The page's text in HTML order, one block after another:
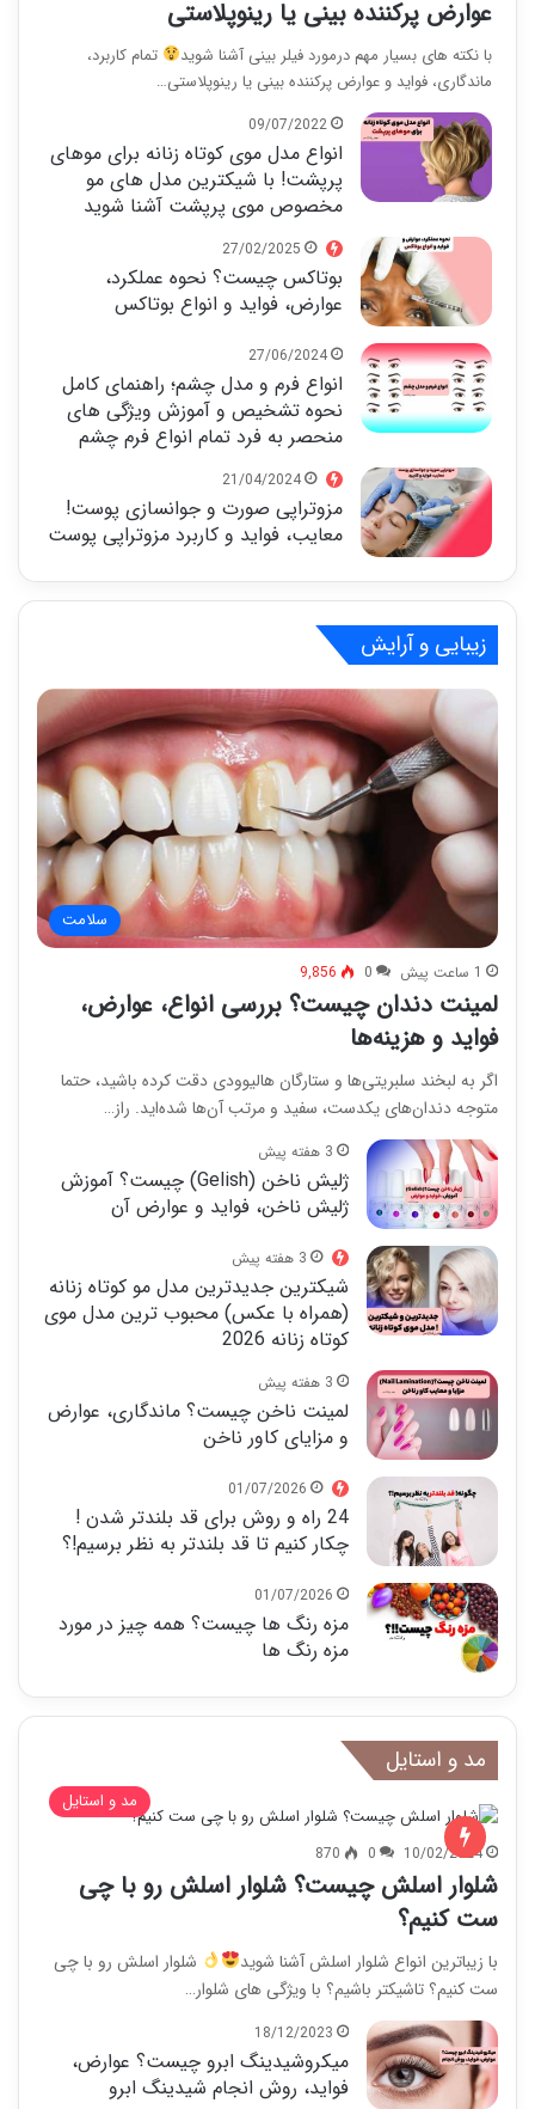
عوارض پرکننده بینی یا رینوپلاستی
با نکته های بسیار مهم درمورد فیلر بینی آشنا شوید
تمام کاربرد،
ماندگاری، فواید و عوارض پرکننده بینی یا رینوپلاستی…
09/07/2022
انواع مدل موی کوتاه زنانه برای موهای
پرپشت! با شیکترین مدل های مو
مخصوص موی پرپشت آشنا شوید
27/02/2025
بوتاکس چیست؟ نحوه عملکرد،
عوارض، فواید و انواع بوتاکس
27/06/2024
انواع فرم و مدل چشم؛ راهنمای کامل
نحوه تشخیص و آموزش ویژگی های
منحصر به فرد تمام انواع فرم چشم
21/04/2024
مزوتراپی صورت و جوانسازی پوست!
معایب، فواید و کاربرد مزوتراپی پوست
زیبایی و آرایش
سلامت
1 ساعت پیش 0
9,856
لمینت دندان چیست؟ بررسی انواع، عوارض،
فواید و هزینه‌ها
اگر به لبخند سلبریتی‌ها و ستارگان هالیوودی دقت کرده باشید، حتما
متوجه دندان‌های یکدست، سفید و مرتب آن‌ها شده‌اید. راز…
3 هفته پیش
ژلیش ناخن (Gelish) چیست؟ آموزش
ژلیش ناخن، فواید و عوارض آن
3 هفته پیش
شیکترین جدیدترین مدل مو کوتاه زنانه
(همراه با عکس) محبوب ترین مدل موی
کوتاه زنانه 2026
3 هفته پیش
لمینت ناخن چیست؟ ماندگاری، عوارض
و مزایای کاور ناخن
01/07/2026
24 راه و روش برای قد بلندتر شدن !
چکار کنیم تا قد بلندتر به نظر برسیم!؟
01/07/2026
مزه رنگ ها چیست؟ همه چیز در مورد
مزه رنگ ها
مد و استایل
مد و استایل
10/02/2024
0
870
شلوار اسلش چیست؟ شلوار اسلش رو با چی
ست کنیم؟
با زیباترین انواع شلوار اسلش آشنا شوید
شلوار اسلش رو با چی
ست کنیم؟ تاشیکتر باشیم؟ با ویژگی های شلوار…
18/12/2023
میکروشیدینگ ابرو چیست؟ عوارض،
فواید، روش انجام شیدینگ ابرو